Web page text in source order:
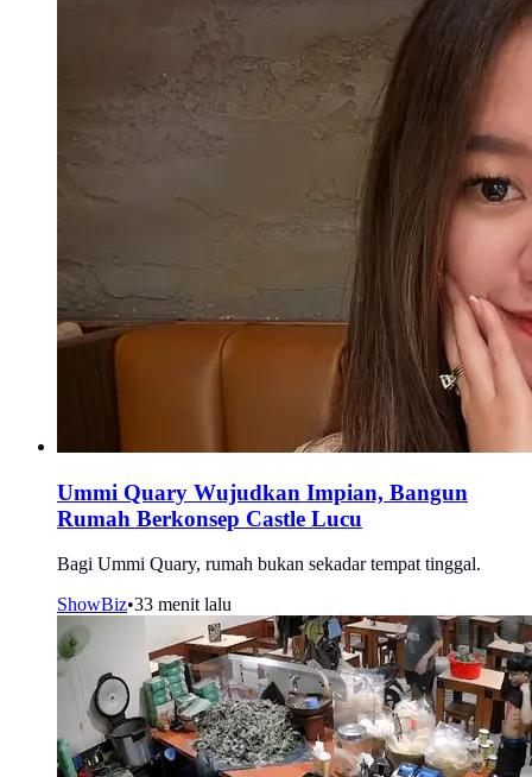
Ummi Quary Wujudkan Impian, Bangun
Rumah Berkonsep Castle Lucu
Bagi Ummi Quary, rumah bukan sekadar tempat tinggal.
ShowBiz•33 menit lalu